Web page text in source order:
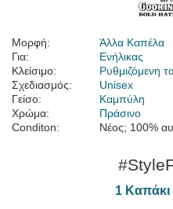
Μορφή:
Άλλα Καπέλα
Για:
Ενήλικας
Κλείσιμο:
Ρυθμιζόμενη
Σχεδιασμός:
Unisex
Γείσο:
Καμπύλη
Χρώμα:
Πράσινο
Conditon:
Νέος; 100%
1 Καπάκι